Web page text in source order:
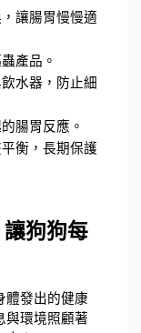
讓腸胃慢慢適
產品。
水器，防止細
腸胃反應。
衡，長期保護
狗狗每
體發出的健康
與環境照顧著